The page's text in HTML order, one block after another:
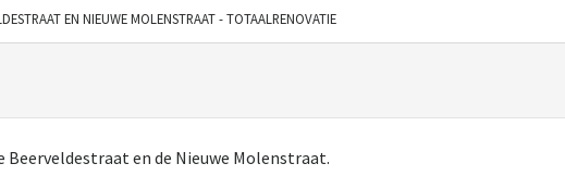
EN NIEUWE MOLENSTRAAT - TOTAALRENOVATIE
en de Nieuwe Molenstraat.